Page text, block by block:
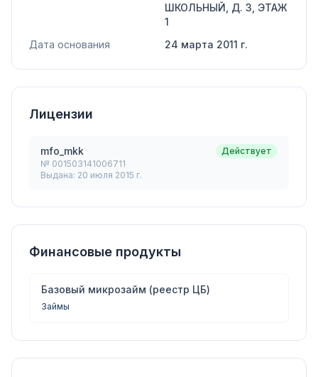
ШКОЛЬНЫЙ, Д. 3, ЭТАЖ
1
Дата основания
24 марта 2011 г.
Лицензии
mfo_mkk
№ 001503141006711
Выдана: 20 июля 2015 г.
Действует
Финансовые продукты
Базовый микрозайм (реестр ЦБ)
Займы